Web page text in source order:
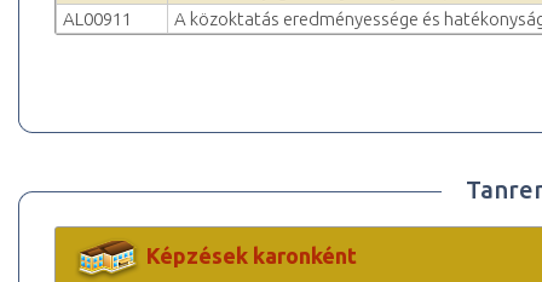
AL00911
A közoktatás eredményessége és
Képzések karonként